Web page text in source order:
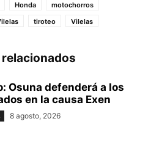
Honda
motochorros
tiroteo Vilelas
Osuna defenderá a los
en la causa Exen
8 agosto, 2026